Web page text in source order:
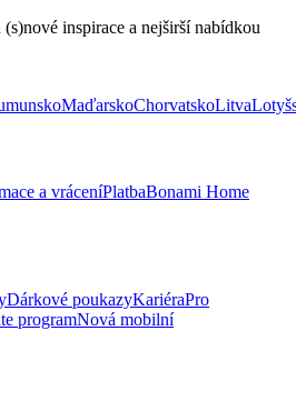
inspirace a nejširší nabídkou
MaďarskoChorvatskoLitva
a vráceníPlatbaBonami Home
Dárkové poukazyKariéraPro
programNová mobilní